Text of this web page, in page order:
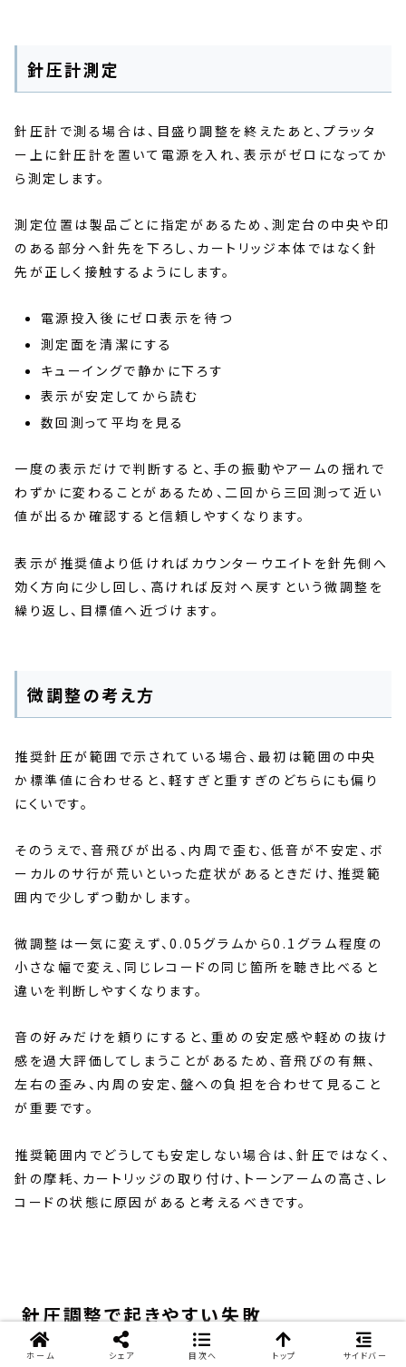
針圧計測定
針圧計で測る場合は、目盛り調整を終えたあと、プラッタ
ー上に針圧計を置いて電源を入れ、表示がゼロになってか
ら測定します。
測定位置は製品ごとに指定があるため、測定台の中央や印
のある部分へ針先を下ろし、カートリッジ本体ではなく針
先が正しく接触するようにします。
電源投入後にゼロ表示を待つ
測定面を清潔にする
キューイングで静かに下ろす
表示が安定してから読む
数回測って平均を見る
一度の表示だけで判断すると、手の振動やアームの揺れで
わずかに変わることがあるため、二回から三回測って近い
値が出るか確認すると信頼しやすくなります。
表示が推奨値より低ければカウンターウエイトを針先側へ
効く方向に少し回し、高ければ反対へ戻すという微調整を
繰り返し、目標値へ近づけます。
微調整の考え方
推奨針圧が範囲で示されている場合、最初は範囲の中央
か標準値に合わせると、軽すぎと重すぎのどちらにも偏り
にくいです。
そのうえで、音飛びが出る、内周で歪む、低音が不安定、ボ
ーカルのサ行が荒いといった症状があるときだけ、推奨範
囲内で少しずつ動かします。
微調整は一気に変えず、0.05グラムから0.1グラム程度の
小さな幅で変え、同じレコードの同じ箇所を聴き比べると
違いを判断しやすくなります。
音の好みだけを頼りにすると、重めの安定感や軽めの抜け
感を過大評価してしまうことがあるため、音飛びの有無、
左右の歪み、内周の安定、盤への負担を合わせて見ること
が重要です。
推奨範囲内でどうしても安定しない場合は、針圧ではなく、
針の摩耗、カートリッジの取り付け、トーンアームの高さ、レ
コードの状態に原因があると考えるべきです。
針圧調整で起きやすい失敗
ホーム シェア 目次へ トップ サイドバー